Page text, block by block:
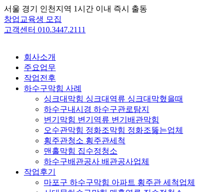
Skip
to
content
서울 경기 인천지역 1시간 이내 즉시 출동
창업교육생 모집
고객센터 010.3447.2111
회사소개
주요업무
작업전후
하수구막힘 사례
싱크대막힘 싱크대역류 싱크대막혔을때
하수구내시경 하수구관로탐지
변기막힘 변기역류 변기배관막힘
오수관막힘 정화조막힘 정화조뚫는업체
횡주관청소 횡주관세척
맨홀막힘 집수정청소
하수구배관공사 배관공사업체
작업후기
마포구 하수구막힘 아파트 횡주관 세척업체